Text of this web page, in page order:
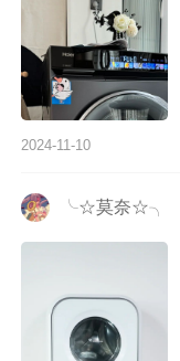
2024-11-10
╰☆莫奈☆╮